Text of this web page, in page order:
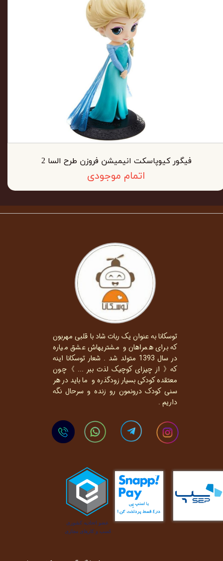
فیگور کیوپاسکت انیمیشن فروزن طرح السا 2
اتمام موجودی
توسکانا به عنوان یک ربات شاد با قلبی مهربون
که برای همراهان و مشتریهاش عشق میاره
در سال 1393 متولد شد . شعار توسکانا اینه
که《 از چیزای کوچیک لذت ببر ... 》چون
معتقده کودکی بسیار زودگذره و ما باید در هر
سنی کودک درونمون رو زنده و سرحال نگه
داریم .